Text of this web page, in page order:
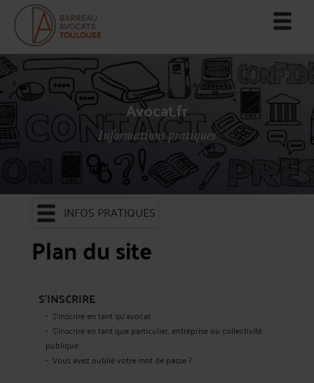
Avocat.fr
Informations pratiques
INFOS PRATIQUES
Plan du site
S'INSCRIRE
S'inscrire en tant qu'avocat
S’inscrire en tant que particulier, entreprise ou collectivité
publique
Vous avez oublié votre mot de passe ?